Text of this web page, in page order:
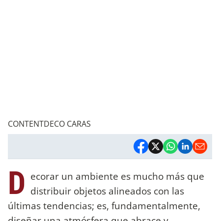
CONTENTDECO CARAS
D ecorar un ambiente es mucho más que
distribuir objetos alineados con las
últimas tendencias; es, fundamentalmente,